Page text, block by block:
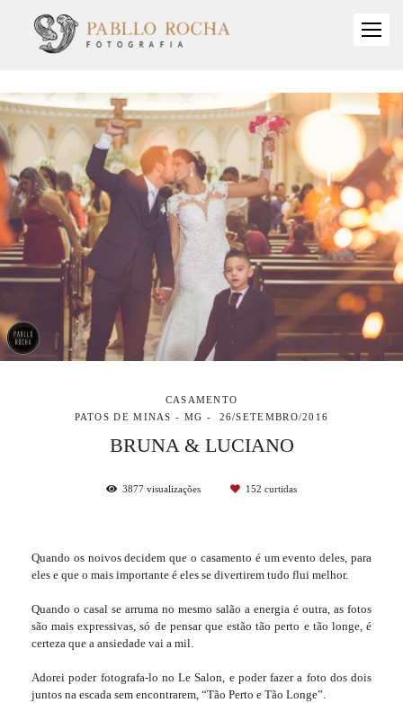
CASAMENTO
PATOS DE MINAS - MG
26/SETEMBRO/2016
BRUNA & LUCIANO
3877 visualizações 152 curtidas
Quando os noivos decidem que o casamento é um evento deles, para
eles e que o mais importante é eles se divertirem tudo flui melhor.
Quando o casal se arruma no mesmo salão a energia é outra, as fotos
são mais expressivas, só de pensar que estão tão perto e tão longe, é
certeza que a ansiedade vai a mil.
Adorei poder fotografa-lo no Le Salon, e poder fazer a foto dos dois
juntos na escada sem encontrarem, “Tão Perto e Tão Longe”.